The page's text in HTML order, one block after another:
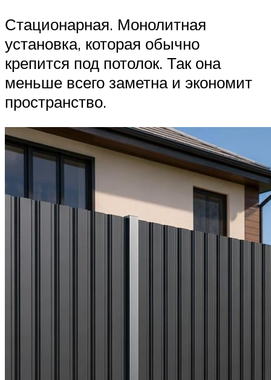
Стационарная. Монолитная
установка, которая обычно
крепится под потолок. Так она
меньше всего заметна и экономит
пространство.